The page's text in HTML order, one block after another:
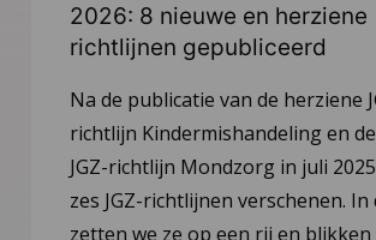
2026: 8 nieuwe en herziene
richtlijnen gepubliceerd
Na de publicatie van de herziene
richtlijn Kindermishandeling en
JGZ-richtlijn Mondzorg in juli
zes JGZ-richtlijnen verschenen.
zetten we ze op een rij en blikken